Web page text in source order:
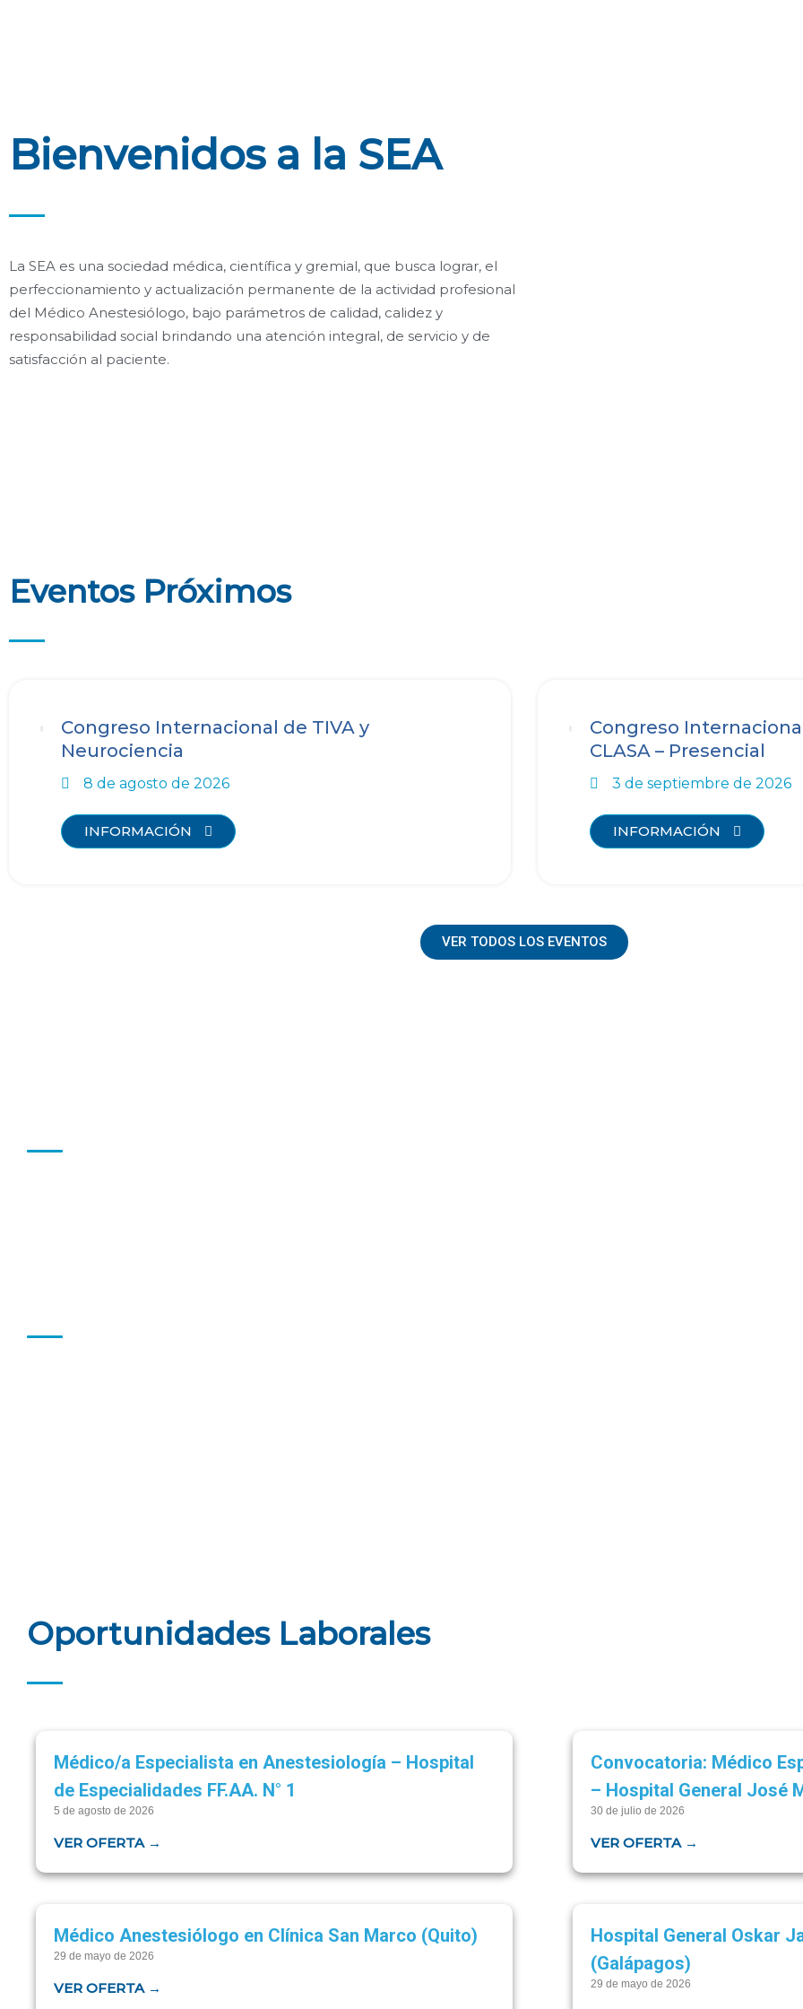
Bienvenidos a la SEA
La SEA es una sociedad médica, científica y gremial, que busca lograr, el
perfeccionamiento y actualización permanente de la actividad profesional
del Médico Anestesiólogo, bajo parámetros de calidad, calidez y
responsabilidad social brindando una atención integral, de servicio y de
satisfacción al paciente.
Eventos Próximos
Congreso Internacional de TIVA y
Neurociencia
8 de agosto de 2026
INFORMACIÓN
Congreso
CLASA – Presencial
3 de septiembre de 2026
INFORMACIÓN
VER TODOS LOS EVENTOS
Oportunidades Laborales
Médico/a Especialista en Anestesiología – Hospital
de Especialidades FF.AA. N° 1
5 de agosto de 2026
VER OFERTA →
Convocatoria: Médico
– Hospital General José
30 de julio de 2026
VER OFERTA →
Médico Anestesiólogo en Clínica San Marco (Quito)
29 de mayo de 2026
VER OFERTA →
Hospital General Oskar
(Galápagos)
29 de mayo de 2026